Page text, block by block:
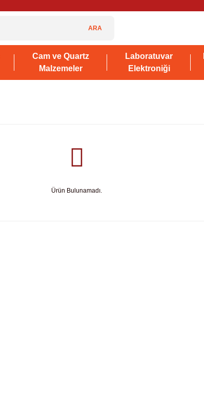
ARA
Cam ve Quartz
Malzemeler
Laboratuvar
Elektroniği
Ürün Bulunamadı.